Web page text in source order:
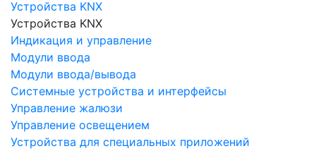
Устройства KNX
Устройства KNX
Индикация и управление
Модули ввода
Модули ввода/вывода
Системные устройства и интерфейсы
Управление жалюзи
Управление освещением
Устройства для специальных приложений